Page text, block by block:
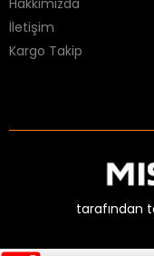
Hakkımızda
İletişim
Kargo Takip
tarafından